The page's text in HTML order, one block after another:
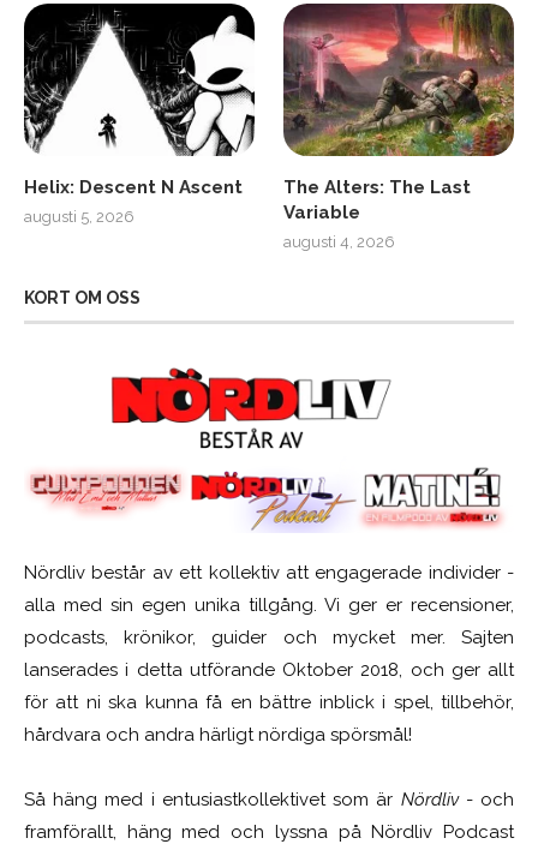
Helix: Descent N Ascent
augusti 5, 2026
The Alters: The Last
Variable
augusti 4, 2026
KORT OM OSS
Nördliv består av ett kollektiv att engagerade individer -
alla med sin egen unika tillgång. Vi ger er recensioner,
podcasts, krönikor, guider och mycket mer. Sajten
lanserades i detta utförande Oktober 2018, och ger allt
för att ni ska kunna få en bättre inblick i spel, tillbehör,
hårdvara och andra härligt nördiga spörsmål!
Så häng med i entusiastkollektivet som är Nördliv- och
framförallt, häng med och lyssna på Nördliv Podcast